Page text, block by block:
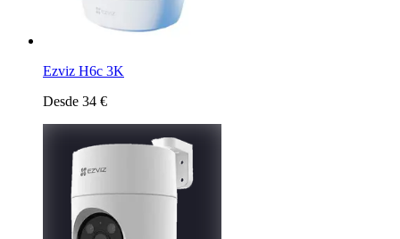
Ezviz H6c 3K
Desde 34 €